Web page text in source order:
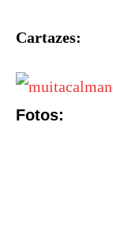
Cartazes:
Fotos: